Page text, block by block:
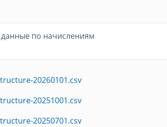
данные по начислениям
20260101.csv
20251001.csv
20250701.csv